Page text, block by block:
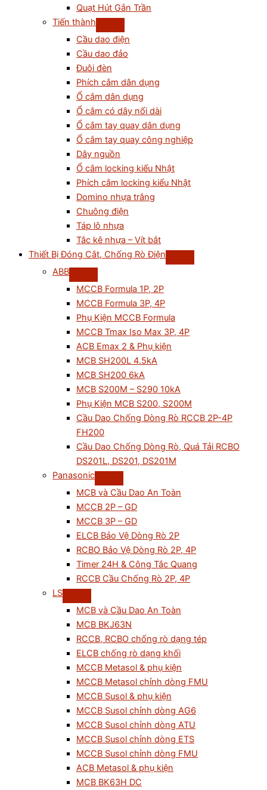
Quạt Hút Gắn Trần
Tiến thành
Cầu dao điện
Cầu dao đảo
Đuôi đèn
Phích cắm dân dụng
Ổ cắm dân dụng
Ổ cắm có dây nối dài
Ổ cắm tay quay dân dụng
Ổ cắm tay quay công nghiệp
Dây nguồn
Ổ cắm locking kiểu Nhật
Phích cắm locking kiểu Nhật
Domino nhựa trắng
Chuông điện
Táp lô nhựa
Tắc kê nhựa – Vít bắt
Thiết Bị Đóng Cắt, Chống Rò Điện
ABB
MCCB Formula 1P, 2P
MCCB Formula 3P, 4P
Phụ Kiện MCCB Formula
MCCB Tmax Iso Max 3P, 4P
ACB Emax 2 & Phụ kiện
MCB SH200L 4.5kA
MCB SH200 6kA
MCB S200M – S290 10kA
Phụ Kiện MCB S200, S200M
Cầu Dao Chống Dòng Rò RCCB 2P-4P
FH200
Cầu Dao Chống Dòng Rò, Quá Tải RCBO
DS201L, DS201, DS201M
Panasonic
MCB và Cầu Dao An Toàn
MCCB 2P – GD
MCCB 3P – GD
ELCB Bảo Vệ Dòng Rò 2P
RCBO Bảo Vệ Dòng Rò 2P, 4P
Timer 24H & Công Tắc Quang
RCCB Cầu Chống Rò 2P, 4P
LS
MCB và Cầu Dao An Toàn
MCB BKJ63N
RCCB, RCBO chống rò dạng tép
ELCB chống rò dạng khối
MCCB Metasol & phụ kiện
MCCB Metasol chỉnh dòng FMU
MCCB Susol & phụ kiện
MCCB Susol chỉnh dòng AG6
MCCB Susol chỉnh dòng ATU
MCCB Susol chỉnh dòng ETS
MCCB Susol chỉnh dòng FMU
ACB Metasol & phụ kiện
MCB BK63H DC